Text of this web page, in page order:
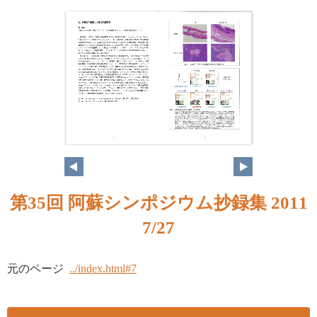
第35回 阿蘇シンポジウム抄録集 2011
7/27
元のページ ../index.html#7